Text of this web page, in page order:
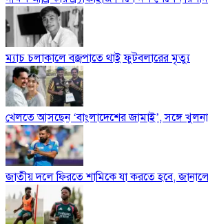
ম্যাচ চলাকালে বজ্রপাতে থাই ফুটবলারের মৃত্যু
খেলতে আসছেন ‘বাংলাদেশের জামাই’, সঙ্গে
জাতীয় দলে ফিরতে শামিকে যা করতে হবে,